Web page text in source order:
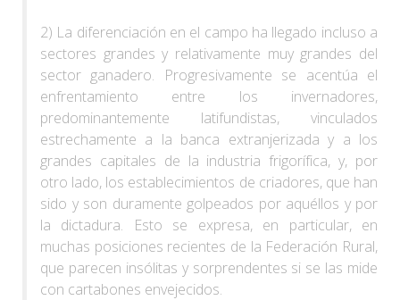
2) La diferenciación en el campo ha llegado incluso a
sectores grandes y relativamente muy grandes del
sector ganadero. Progresivamente se acentúa el
enfrentamiento entre los invernadores,
predominantemente latifundistas, vinculados
estrechamente a la banca extranjerizada y a los
grandes capitales de la industria frigorífica, y, por
otro lado, los establecimientos de criadores, que han
sido y son duramente golpeados por aquéllos y por
la dictadura. Esto se expresa, en particular, en
muchas posiciones recientes de la Federación Rural,
que parecen insólitas y sorprendentes si se las mide
con cartabones envejecidos.